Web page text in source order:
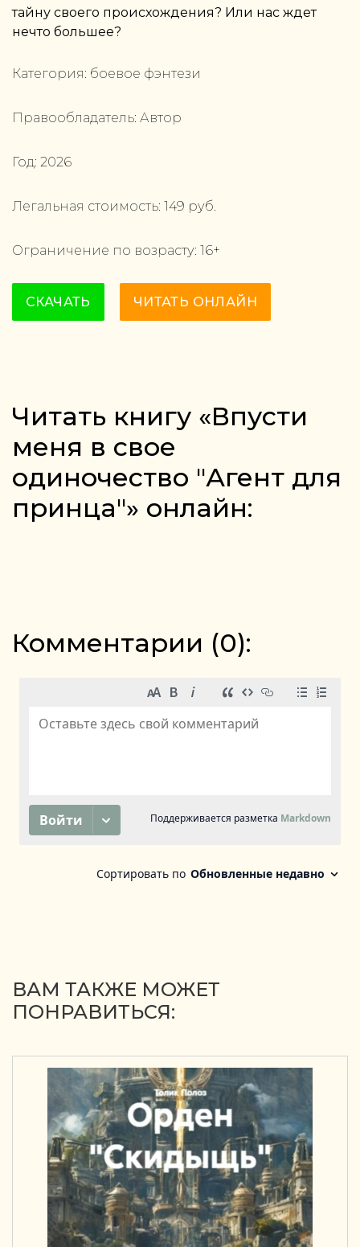
тайну своего происхождения? Или нас ждет
нечто большее?
Категория: боевое фэнтези
Правообладатель: Автор
Год: 2026
Легальная стоимость: 149 руб.
Ограничение по возрасту: 16+
СКАЧАТЬ ЧИТАТЬ ОНЛАЙН
Читать книгу «Впусти
меня в свое
одиночество "Агент для
принца"» онлайн:
Комментарии (0):
ВАМ ТАКЖЕ МОЖЕТ
ПОНРАВИТЬСЯ: